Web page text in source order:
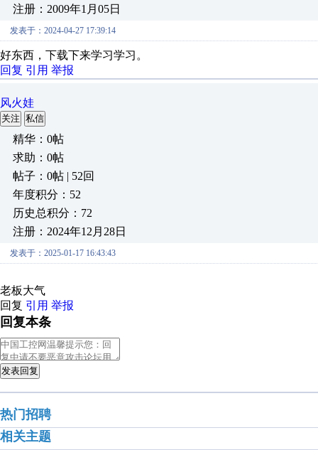
注册：2009年1月05日
发表于：2024-04-27 17:39:14
好东西，下载下来学习学习。
回复 引用 举报
风火娃
关注 私信
精华：0帖
求助：0帖
帖子：0帖 | 52回
年度积分：52
历史总积分：72
注册：2024年12月28日
发表于：2025-01-17 16:43:43
老板大气
回复 引用 举报
回复本条
发表回复
热门招聘
相关主题